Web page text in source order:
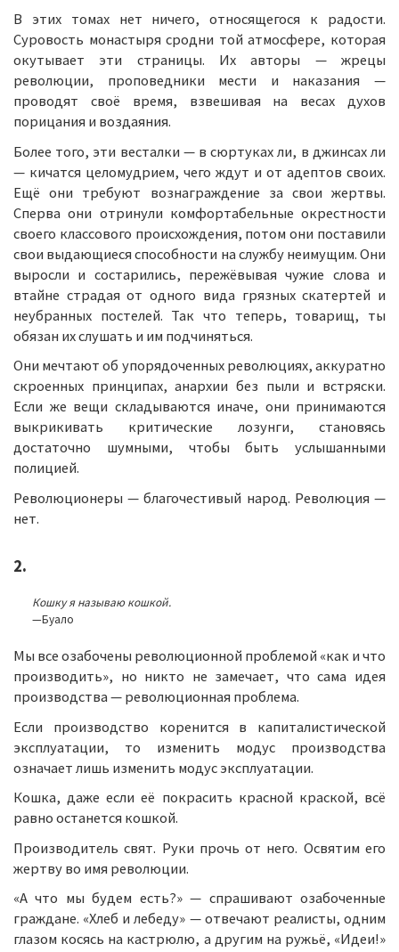
В этих томах нет ничего, относящегося к радости.
Суровость монастыря сродни той атмосфере, которая
окутывает эти страницы. Их авторы — жрецы
революции, проповедники мести и наказания —
проводят своё время, взвешивая на весах духов
порицания и воздаяния.
Более того, эти весталки — в сюртуках ли, в джинсах ли
— кичатся целомудрием, чего ждут и от адептов своих.
Ещё они требуют вознаграждение за свои жертвы.
Сперва они отринули комфортабельные окрестности
своего классового происхождения, потом они поставили
свои выдающиеся способности на службу неимущим. Они
выросли и состарились, пережёвывая чужие слова и
втайне страдая от одного вида грязных скатертей и
неубранных постелей. Так что теперь, товарищ, ты
обязан их слушать и им подчиняться.
Они мечтают об упорядоченных революциях, аккуратно
скроенных принципах, анархии без пыли и встряски.
Если же вещи складываются иначе, они принимаются
выкрикивать критические лозунги, становясь
достаточно шумными, чтобы быть услышанными
полицией.
Революционеры — благочестивый народ. Революция —
нет.
2.
Кошку я называю кошкой.
—Буало
Мы все озабочены революционной проблемой «как и что
производить», но никто не замечает, что сама идея
производства — революционная проблема.
Если производство коренится в капиталистической
эксплуатации, то изменить модус производства
означает лишь изменить модус эксплуатации.
Кошка, даже если её покрасить красной краской, всё
равно останется кошкой.
Производитель свят. Руки прочь от него. Освятим его
жертву во имя революции.
«А что мы будем есть?» — спрашивают озабоченные
граждане. «Хлеб и лебеду» — отвечают реалисты, одним
глазом косясь на кастрюлю, а другим на ружьё, «Идеи!»